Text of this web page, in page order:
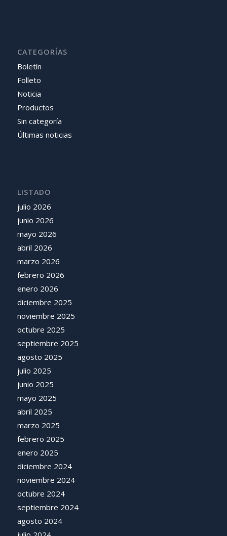
CATEGORÍAS
Boletín
Folleto
Noticia
Productos
Sin categoría
Últimas noticias
LISTADO
julio 2026
junio 2026
mayo 2026
abril 2026
marzo 2026
febrero 2026
enero 2026
diciembre 2025
noviembre 2025
octubre 2025
septiembre 2025
agosto 2025
julio 2025
junio 2025
mayo 2025
abril 2025
marzo 2025
febrero 2025
enero 2025
diciembre 2024
noviembre 2024
octubre 2024
septiembre 2024
agosto 2024